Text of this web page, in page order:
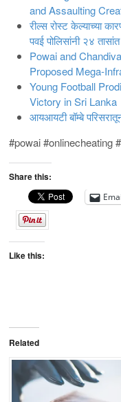
and Assaulting
रील्स रोस्ट केल्याच्या
पवई पोलिसांनी २४
Powai and
Proposed Mega-
Young Football
Victory in Sri Lanka
आयआयटी बॉम्बे
#powai #onlinecheating
Share this:
Like this:
Related